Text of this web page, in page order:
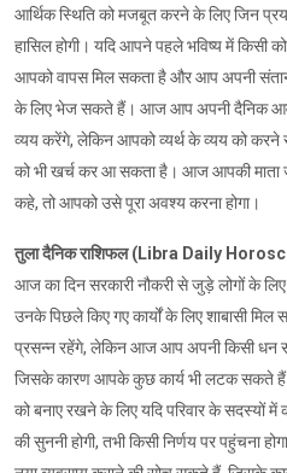
आर्थिक स्थिति को मजबूत करने के लिए जिन
हासिल होगी। यदि आपने पहले भविष्य में किसी
आपको वापस मिल सकता है और आप अपनी
के लिए भेज सकते हैं। आज आप अपनी दैनिक
व्यय करेंगे, लेकिन आपको व्यर्थ के व्यय को करने
को भी खर्च कर आ सकता है। आज आपकी माता
कहे, तो आपको उसे पूरा अवश्य करना होगा।
तुला दैनिक राशिफल (Libra Daily
आज का दिन सरकारी नौकरी से जुड़े लोगों के
उनके पिछले किए गए कार्यों के लिए शाबासी
प्रसन्न रहेंगे, लेकिन आज आप अपनी किसी धन
जिसके कारण आपके कुछ कार्य भी लटक सकते
को बनाए रखने के लिए यदि परिवार के सदस्यों में
की सुननी होगी, तभी किसी निर्णय पर पहुंचना